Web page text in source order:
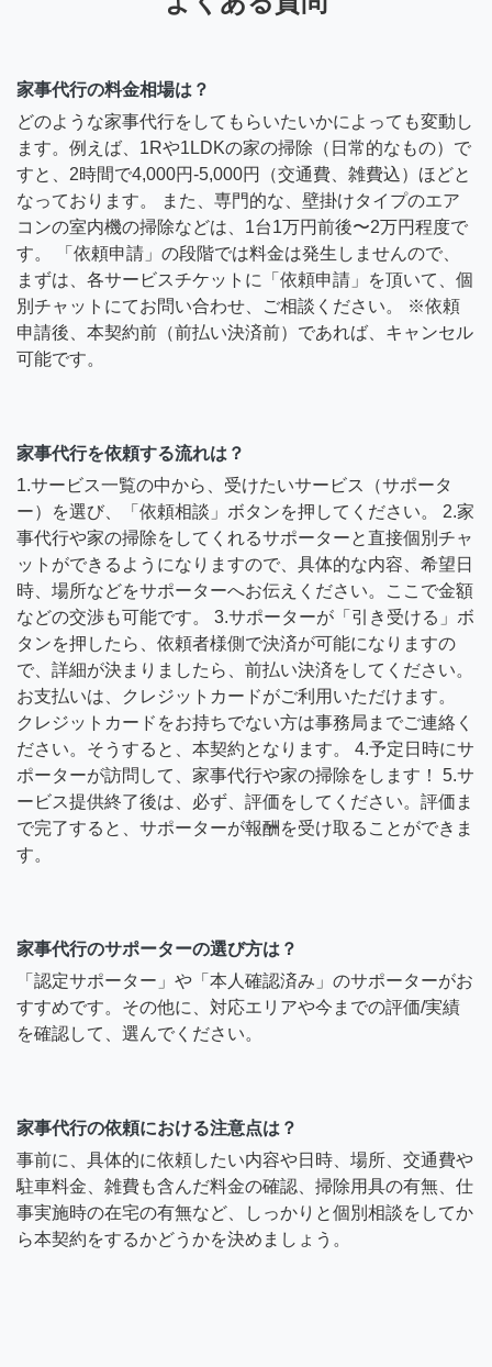
家事代行の料金相場は？
どのような家事代行をしてもらいたいかによっても変動し
ます。例えば、1Rや1LDKの家の掃除（日常的なもの）で
すと、2時間で4,000円-5,000円（交通費、雑費込）ほどと
なっております。 また、専門的な、壁掛けタイプのエア
コンの室内機の掃除などは、1台1万円前後〜2万円程度で
す。 「依頼申請」の段階では料金は発生しませんので、
まずは、各サービスチケットに「依頼申請」を頂いて、個
別チャットにてお問い合わせ、ご相談ください。 ※依頼
申請後、本契約前（前払い決済前）であれば、キャンセル
可能です。
家事代行を依頼する流れは？
1.サービス一覧の中から、受けたいサービス（サポータ
ー）を選び、「依頼相談」ボタンを押してください。 2.家
事代行や家の掃除をしてくれるサポーターと直接個別チャ
ットができるようになりますので、具体的な内容、希望日
時、場所などをサポーターへお伝えください。ここで金額
などの交渉も可能です。 3.サポーターが「引き受ける」ボ
タンを押したら、依頼者様側で決済が可能になりますの
で、詳細が決まりましたら、前払い決済をしてください。
お支払いは、クレジットカードがご利用いただけます。
クレジットカードをお持ちでない方は事務局までご連絡く
ださい。そうすると、本契約となります。 4.予定日時にサ
ポーターが訪問して、家事代行や家の掃除をします！ 5.サ
ービス提供終了後は、必ず、評価をしてください。評価ま
で完了すると、サポーターが報酬を受け取ることができま
す。
家事代行のサポーターの選び方は？
「認定サポーター」や「本人確認済み」のサポーターがお
すすめです。その他に、対応エリアや今までの評価/実績
を確認して、選んでください。
家事代行の依頼における注意点は？
事前に、具体的に依頼したい内容や日時、場所、交通費や
駐車料金、雑費も含んだ料金の確認、掃除用具の有無、仕
事実施時の在宅の有無など、しっかりと個別相談をしてか
ら本契約をするかどうかを決めましょう。